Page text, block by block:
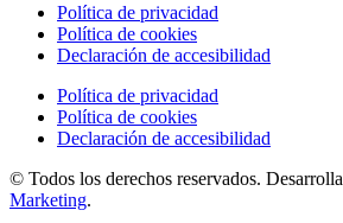
Política de privacidad
Política de cookies
Declaración de accesibilidad
Política de privacidad
Política de cookies
Declaración de accesibilidad
© Todos los derechos reservados.
Marketing.